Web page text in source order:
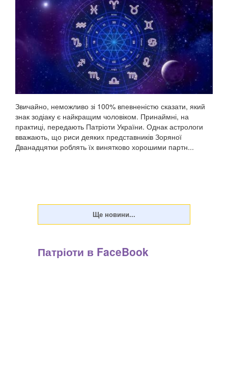
Звичайно, неможливо зі 100% впевненістю сказати, який
знак зодіаку є найкращим чоловіком. Принаймні, на
практиці, передають Патріоти України. Однак астрологи
вважають, що риси деяких представників Зоряної
Дванадцятки роблять їх винятково хорошими партн...
Патріоти в FaceBook